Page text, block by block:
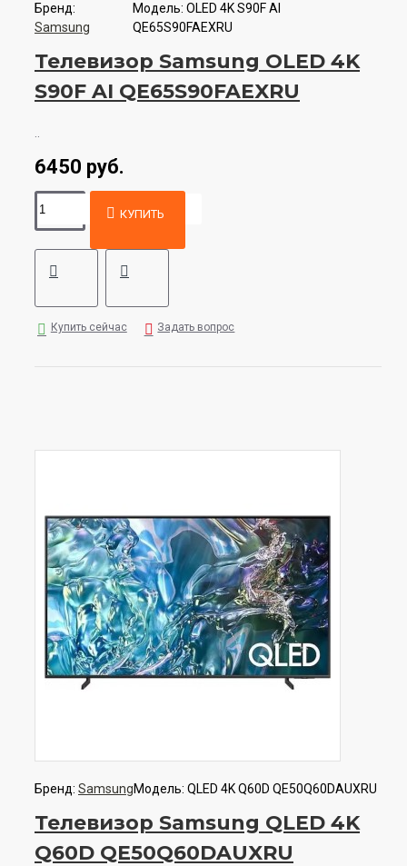
Бренд:
Samsung
Модель: OLED 4K S90F AI
QE65S90FAEXRU
Телевизор Samsung OLED 4K
S90F AI QE65S90FAEXRU
6450 руб.
КУПИТЬ
Купить сейчас Задать вопрос
Бренд: SamsungМодель: QLED 4K Q60D QE50Q60DAUXRU
Телевизор Samsung QLED 4K
Q60D QE50Q60DAUXRU